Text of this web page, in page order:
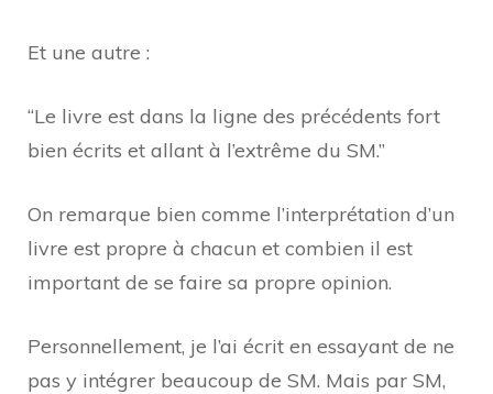
Et une autre :
“Le livre est dans la ligne des précédents fort
bien écrits et allant à l’extrême du SM.”
On remarque bien comme l’interprétation d’un
livre est propre à chacun et combien il est
important de se faire sa propre opinion.
Personnellement, je l’ai écrit en essayant de ne
pas y intégrer beaucoup de SM. Mais par SM,